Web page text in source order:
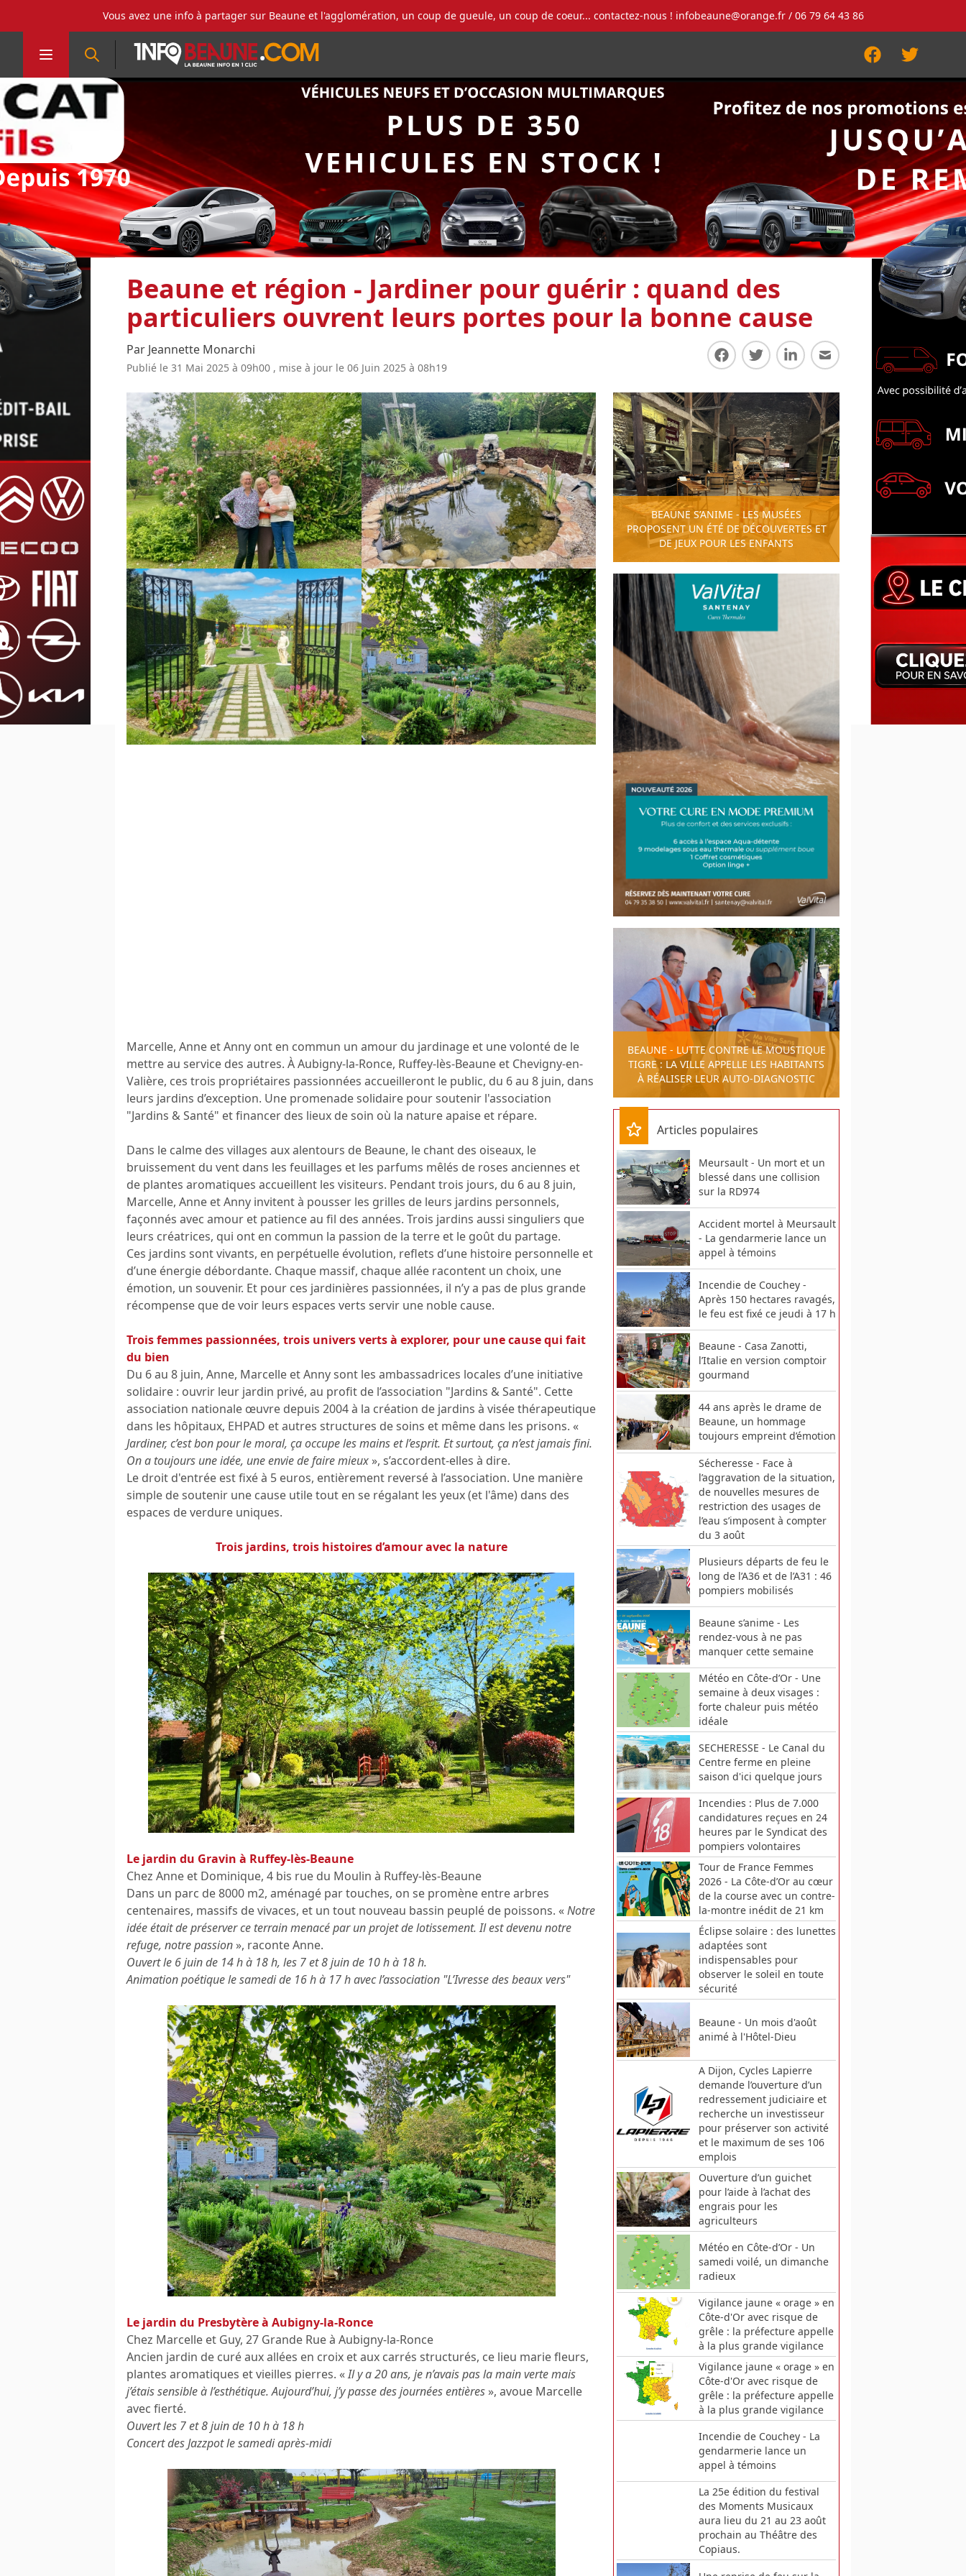
Vous avez une info à partager sur Beaune et l'agglomération, un coup de gueule, un coup de coeur... contactez-nous ! infobeaune@orange.fr/ 06 79 64 43 86
FacebookTwitter
Beaune et région - Jardiner pour guérir : quand des
particuliers ouvrent leurs portes pour la bonne cause
Par Jeannette Monarchi
Publié le 31 Mai 2025 à 09h00 , mise à jour le 06 Juin 2025 à 08h19 Partager sur Facebook
Partager sur Twitter
Partager sur LinkedIn
Partager par E-mail
Marcelle, Anne et Anny ont en commun un amour du jardinage et une volonté de le
mettre au service des autres. À Aubigny-la-Ronce, Ruffey-lès-Beaune et Chevigny-en-
Valière, ces trois propriétaires passionnées accueilleront le public, du 6 au 8 juin, dans
leurs jardins d’exception. Une promenade solidaire pour soutenir l'association
"Jardins & Santé" et financer des lieux de soin où la nature apaise et répare.
Dans le calme des villages aux alentours de Beaune, le chant des oiseaux, le
bruissement du vent dans les feuillages et les parfums mêlés de roses anciennes et
de plantes aromatiques accueillent les visiteurs. Pendant trois jours, du 6 au 8 juin,
Marcelle, Anne et Anny invitent à pousser les grilles de leurs jardins personnels,
façonnés avec amour et patience au fil des années. Trois jardins aussi singuliers que
leurs créatrices, qui ont en commun la passion de la terre et le goût du partage.
Ces jardins sont vivants, en perpétuelle évolution, reflets d’une histoire personnelle et
d’une énergie débordante. Chaque massif, chaque allée racontent un choix, une
émotion, un souvenir. Et pour ces jardinières passionnées, il n’y a pas de plus grande
récompense que de voir leurs espaces verts servir une noble cause.
Trois femmes passionnées, trois univers verts à explorer, pour une cause qui fait
du bien
Du 6 au 8 juin, Anne, Marcelle et Anny sont les ambassadrices locales d’une initiative
solidaire : ouvrir leur jardin privé, au profit de l’association "Jardins & Santé". Cette
association nationale œuvre depuis 2004 à la création de jardins à visée thérapeutique
dans les hôpitaux, EHPAD et autres structures de soins et même dans les prisons. «
Jardiner, c’est bon pour le moral, ça occupe les mains et l’esprit. Et surtout, ça n’est jamais fini.
On a toujours une idée, une envie de faire mieux », s’accordent-elles à dire.
Le droit d'entrée est fixé à 5 euros, entièrement reversé à l’association. Une manière
simple de soutenir une cause utile tout en se régalant les yeux (et l'âme) dans des
espaces de verdure uniques.
Trois jardins, trois histoires d’amour avec la nature
Le jardin du Gravin à Ruffey-lès-Beaune
Chez Anne et Dominique, 4 bis rue du Moulin à Ruffey-lès-Beaune
Dans un parc de 8000 m2, aménagé par touches, on se promène entre arbres
centenaires, massifs de vivaces, et un tout nouveau bassin peuplé de poissons. «Notre
idée était de préserver ce terrain menacé par un projet de lotissement. Il est devenu notre
refuge, notre passion », raconte Anne.
Ouvert le 6 juin de 14 h à 18 h, les 7 et 8 juin de 10 h à 18 h.
Animation poétique le samedi de 16 h à 17 h avec l’association "L’Ivresse des beaux vers"
Le jardin du Presbytère à Aubigny-la-Ronce
Chez Marcelle et Guy, 27 Grande Rue à Aubigny-la-Ronce
Ancien jardin de curé aux allées en croix et aux carrés structurés, ce lieu marie fleurs,
plantes aromatiques et vieilles pierres. «Il y a 20 ans, je n’avais pas la main verte mais
j’étais sensible à l’esthétique. Aujourd’hui, j’y passe des journées entières », avoue Marcelle
avec fierté.
Ouvert les 7 et 8 juin de 10 h à 18 h
Concert des Jazzpot le samedi après-midi
BEAUNE S’ANIME - LES MUSÉES
PROPOSENT UN ÉTÉ DE DÉCOUVERTES ET
DE JEUX POUR LES ENFANTS
BEAUNE - LUTTE CONTRE LE MOUSTIQUE
TIGRE : LA VILLE APPELLE LES HABITANTS
À RÉALISER LEUR AUTO-DIAGNOSTIC
Articles populaires
Meursault - Un mort et un
blessé dans une collision
sur la RD974
Accident mortel à Meursault
- La gendarmerie lance un
appel à témoins
Incendie de Couchey -
Après 150 hectares ravagés,
le feu est fixé ce jeudi à 17 h
Beaune - Casa Zanotti,
l’Italie en version comptoir
gourmand
44 ans après le drame de
Beaune, un hommage
toujours empreint d’émotion
Sécheresse - Face à
l’aggravation de la situation,
de nouvelles mesures de
restriction des usages de
l’eau s’imposent à compter
du 3 août
Plusieurs départs de feu le
long de l’A36 et de l’A31 : 46
pompiers mobilisés
Beaune s’anime - Les
rendez-vous à ne pas
manquer cette semaine
Météo en Côte-d’Or - Une
semaine à deux visages :
forte chaleur puis météo
idéale
SECHERESSE - Le Canal du
Centre ferme en pleine
saison d'ici quelque jours
Incendies : Plus de 7.000
candidatures reçues en 24
heures par le Syndicat des
pompiers volontaires
Tour de France Femmes
2026 - La Côte-d’Or au cœur
de la course avec un contre-
la-montre inédit de 21 km
Éclipse solaire : des lunettes
adaptées sont
indispensables pour
observer le soleil en toute
sécurité
Beaune - Un mois d'août
animé à l'Hôtel-Dieu
A Dijon, Cycles Lapierre
demande l’ouverture d’un
redressement judiciaire et
recherche un investisseur
pour préserver son activité
et le maximum de ses 106
emplois
Ouverture d’un guichet
pour l’aide à l’achat des
engrais pour les
agriculteurs
Météo en Côte-d’Or - Un
samedi voilé, un dimanche
radieux
Vigilance jaune « orage » en
Côte-d'Or avec risque de
grêle : la préfecture appelle
à la plus grande vigilance
Vigilance jaune « orage » en
Côte-d'Or avec risque de
grêle : la préfecture appelle
à la plus grande vigilance
Incendie de Couchey - La
gendarmerie lance un
appel à témoins
La 25e édition du festival
des Moments Musicaux
aura lieu du 21 au 23 août
prochain au Théâtre des
Copiaus.